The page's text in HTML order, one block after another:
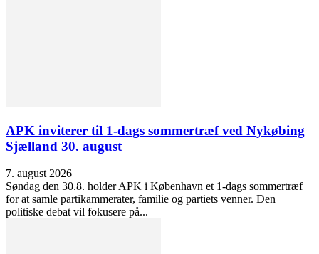
APK inviterer til 1-dags sommertræf ved Nykøbing
Sjælland 30. august
7. august 2026
Søndag den 30.8. holder APK i København et 1-dags sommertræf
for at samle partikammerater, familie og partiets venner. Den
politiske debat vil fokusere på...